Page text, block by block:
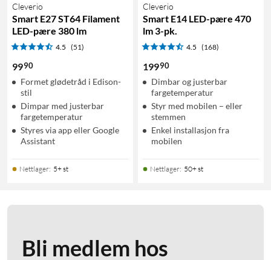
Cleverio
Smart E27 ST64 Filament
LED-pære 380 lm
4.5 (51)
9990
Formet glødetråd i Edison-
stil
Dimpar med justerbar
fargetemperatur
Styres via app eller Google
Assistant
Nettlager: 5+ st
Cleverio
Smart E14 LED-pære 470
lm 3-pk.
4.5 (168)
19990
Dimbar og justerbar
fargetemperatur
Styr med mobilen – eller
stemmen
Enkel installasjon fra
mobilen
Nettlager: 50+ st
Bli medlem hos